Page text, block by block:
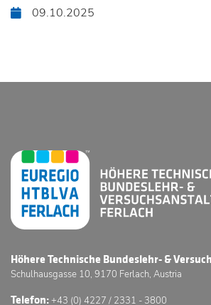
09.10.2025
Höhere Technische Bundeslehr- &
Schulhausgasse 10, 9170 Ferlach, Austria
Telefon:+43 (0) 4227 / 2331 - 3800